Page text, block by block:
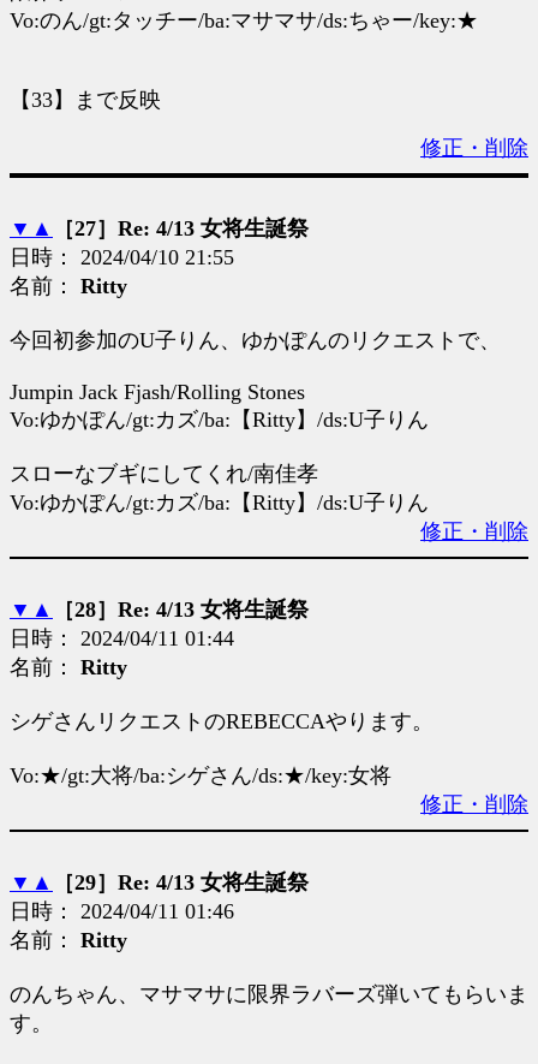
Vo:のん/gt:タッチー/ba:マサマサ/ds:ちゃー/key:★
【33】まで反映
修正・削除
▼ ▲
［27］Re: 4/13 女将生誕祭
日時： 2024/04/10 21:55
名前： Ritty
今回初参加のU子りん、ゆかぽんのリクエストで、
Jumpin Jack Fjash/Rolling Stones
Vo:ゆかぽん/gt:カズ/ba:【Ritty】/ds:U子りん
スローなブギにしてくれ/南佳孝
Vo:ゆかぽん/gt:カズ/ba:【Ritty】/ds:U子りん
修正・削除
▼ ▲
［28］Re: 4/13 女将生誕祭
日時： 2024/04/11 01:44
名前： Ritty
シゲさんリクエストのREBECCAやります。
Vo:★/gt:大将/ba:シゲさん/ds:★/key:女将
修正・削除
▼ ▲
［29］Re: 4/13 女将生誕祭
日時： 2024/04/11 01:46
名前： Ritty
のんちゃん、マサマサに限界ラバーズ弾いてもらいま
す。